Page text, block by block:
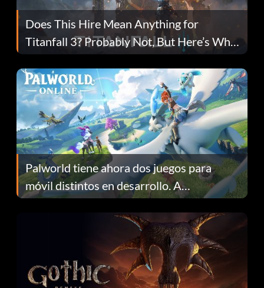
Does This Hire Mean Anything for
Titanfall 3? Probably Not, But Here’s Why
Fans Are Hopeful
Palworld tiene ahora dos juegos para
móvil distintos en desarrollo. A
continuación te explicamos por qué.